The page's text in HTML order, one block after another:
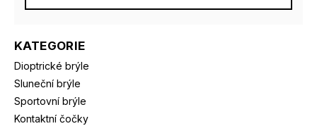
KATEGORIE
Dioptrické brýle
Sluneční brýle
Sportovní brýle
Kontaktní čočky